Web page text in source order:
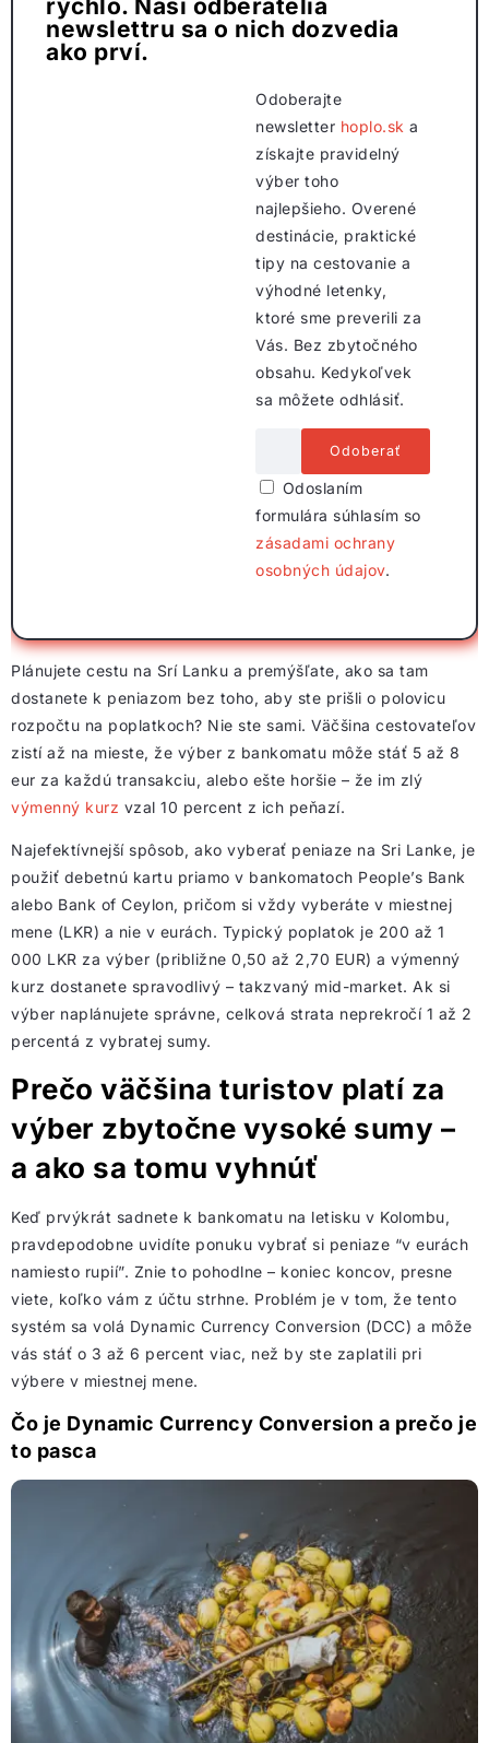
rýchlo. Naši odberatelia
newslettru sa o nich dozvedia
ako prví.
Odoberajte
newsletter hoplo.sk a
získajte pravidelný
výber toho
najlepšieho. Overené
destinácie, praktické
tipy na cestovanie a
výhodné letenky,
ktoré sme preverili za
Vás. Bez zbytočného
obsahu. Kedykoľvek
sa môžete odhlásiť.
Odoslaním
formulára súhlasím so
zásadami ochrany
osobných údajov.
Plánujete cestu na Srí Lanku a premýšľate, ako sa tam
dostanete k peniazom bez toho, aby ste prišli o polovicu
rozpočtu na poplatkoch? Nie ste sami. Väčšina cestovateľov
zistí až na mieste, že výber z bankomatu môže stáť 5 až 8
eur za každú transakciu, alebo ešte horšie – že im zlý
výmenný kurz vzal 10 percent z ich peňazí.
Najefektívnejší spôsob, ako vyberať peniaze na Sri Lanke, je
použiť debetnú kartu priamo v bankomatoch People’s Bank
alebo Bank of Ceylon, pričom si vždy vyberáte v miestnej
mene (LKR) a nie v eurách. Typický poplatok je 200 až 1
000 LKR za výber (približne 0,50 až 2,70 EUR) a výmenný
kurz dostanete spravodlivý – takzvaný mid-market. Ak si
výber naplánujete správne, celková strata neprekročí 1 až 2
percentá z vybratej sumy.
Prečo väčšina turistov platí za
výber zbytočne vysoké sumy –
a ako sa tomu vyhnúť
Keď prvýkrát sadnete k bankomatu na letisku v Kolombu,
pravdepodobne uvidíte ponuku vybrať si peniaze “v eurách
namiesto rupií”. Znie to pohodlne – koniec koncov, presne
viete, koľko vám z účtu strhne. Problém je v tom, že tento
systém sa volá Dynamic Currency Conversion (DCC) a môže
vás stáť o 3 až 6 percent viac, než by ste zaplatili pri
výbere v miestnej mene.
Čo je Dynamic Currency Conversion a prečo je
to pasca